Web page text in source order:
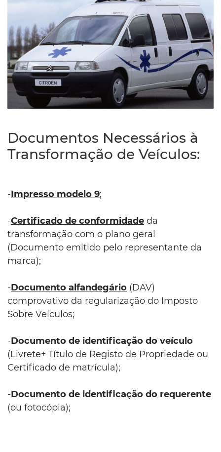
Documentos Necessários à
Transformação de Veículos:
-Impresso modelo 9;
-Certificado de conformidade da
transformação com o plano geral
(Documento emitido pelo representante da
marca);
-Documento alfandegário (DAV)
comprovativo da regularização do Imposto
Sobre Veículos;
-Documento de identificação do veículo
(Livrete+ Título de Registo de Propriedade ou
Certificado de matrícula);
-Documento de identificação do requerente
(ou fotocópia);